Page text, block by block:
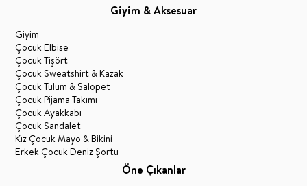
Giyim & Aksesuar
Giyim
Çocuk Elbise
Çocuk Tişört
Çocuk Sweatshirt & Kazak
Çocuk Tulum & Salopet
Çocuk Pijama Takımı
Çocuk Ayakkabı
Çocuk Sandalet
Kız Çocuk Mayo & Bikini
Erkek Çocuk Deniz Şortu
Öne Çıkanlar